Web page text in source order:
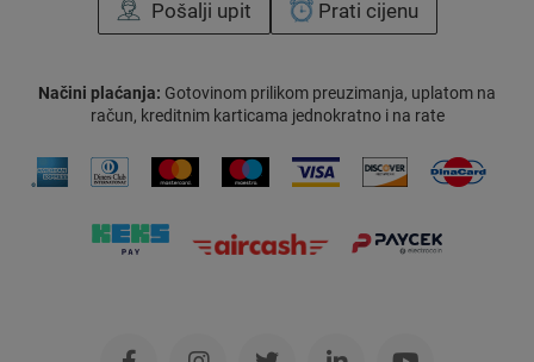
Pošalji upit Prati cijenu
Načini plaćanja: Gotovinom prilikom preuzimanja, uplatom na
račun, kreditnim karticama jednokratno i na rate